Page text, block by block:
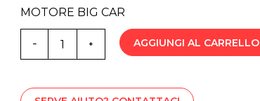
MOTORE BIG CAR
4731
quantità
AGGIUNGI AL CARRELLO